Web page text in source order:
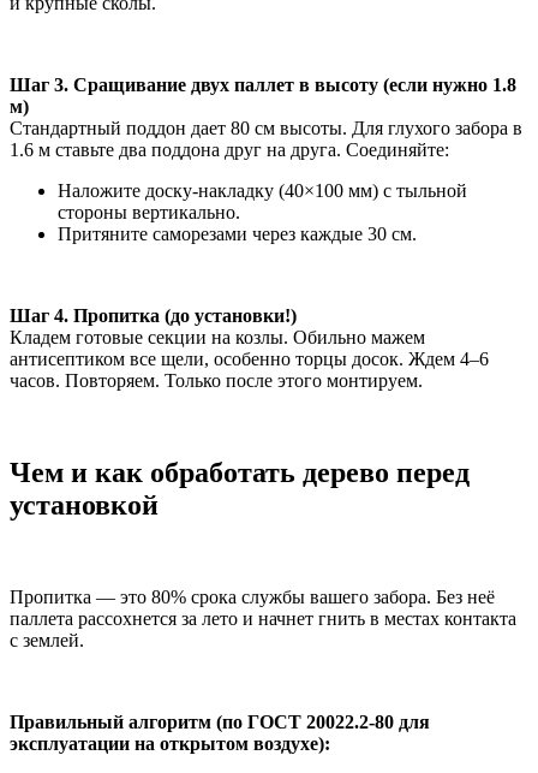
Шаг 3. Сращивание двух паллет в высоту (если нужно 1.8
м)
Стандартный поддон дает 80 см высоты. Для глухого забора в
1.6 м ставьте два поддона друг на друга. Соединяйте:
Наложите доску-накладку (40×100 мм) с тыльной
стороны вертикально.
Притяните саморезами через каждые 30 см.
Шаг 4. Пропитка (до установки!)
Кладем готовые секции на козлы. Обильно мажем
антисептиком все щели, особенно торцы досок. Ждем 4–6
часов. Повторяем. Только после этого монтируем.
Чем и как обработать дерево перед
установкой
Пропитка — это 80% срока службы вашего забора. Без неё
паллета рассохнется за лето и начнет гнить в местах контакта
с землей.
Правильный алгоритм (по ГОСТ 20022.2-80 для
эксплуатации на открытом воздухе):